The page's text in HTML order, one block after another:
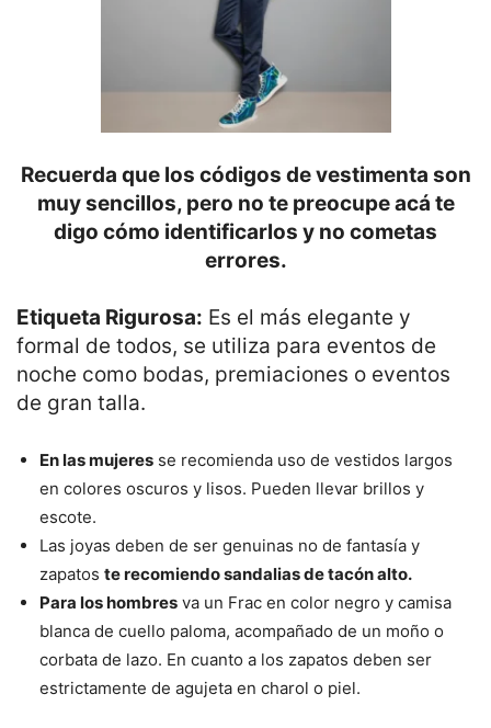
Recuerda que los códigos de vestimenta son
muy sencillos, pero no te preocupe acá te
digo cómo identificarlos y no cometas
errores.
Etiqueta Rigurosa: Es el más elegante y
formal de todos, se utiliza para eventos de
noche como bodas, premiaciones o eventos
de gran talla.
En las mujeres se recomienda uso de vestidos largos
en colores oscuros y lisos. Pueden llevar brillos y
escote.
Las joyas deben de ser genuinas no de fantasía y
zapatos te recomiendo sandalias de tacón alto.
Para los hombres va un Frac en color negro y camisa
blanca de cuello paloma, acompañado de un moño o
corbata de lazo. En cuanto a los zapatos deben ser
estrictamente de agujeta en charol o piel.